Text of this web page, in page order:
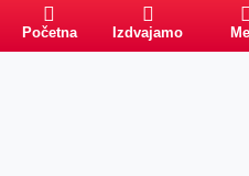
Početna Izdvajamo